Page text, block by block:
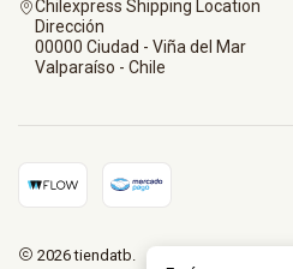
Chilexpress Shipping Location
Dirección
00000 Ciudad - Viña del Mar
Valparaíso - Chile
2026 tiendatb.